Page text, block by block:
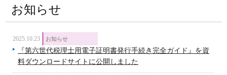
お知らせ
2025.10.23 お知らせ
『第六世代税理士用電子証明書発行手続き完全ガイド』を資
料ダウンロードサイトに公開しました